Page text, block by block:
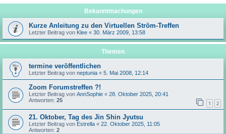
Bekanntmachungen
Kurze Anleitung zu den Virtuellen Ström-Treffen
Letzter Beitrag von Klee « 30. März 2009, 13:58
Themen
termine veröffentlichen
Letzter Beitrag von neptunia « 5. Mai 2008, 12:14
Zoom Forumstreffen ?!
Letzter Beitrag von AnnSophie « 28. Oktober 2025, 20:41
Antworten: 25 1 2
21. Oktober, Tag des Jin Shin Jyutsu
Letzter Beitrag von Estrella « 22. Oktober 2025, 11:05
Antworten: 2